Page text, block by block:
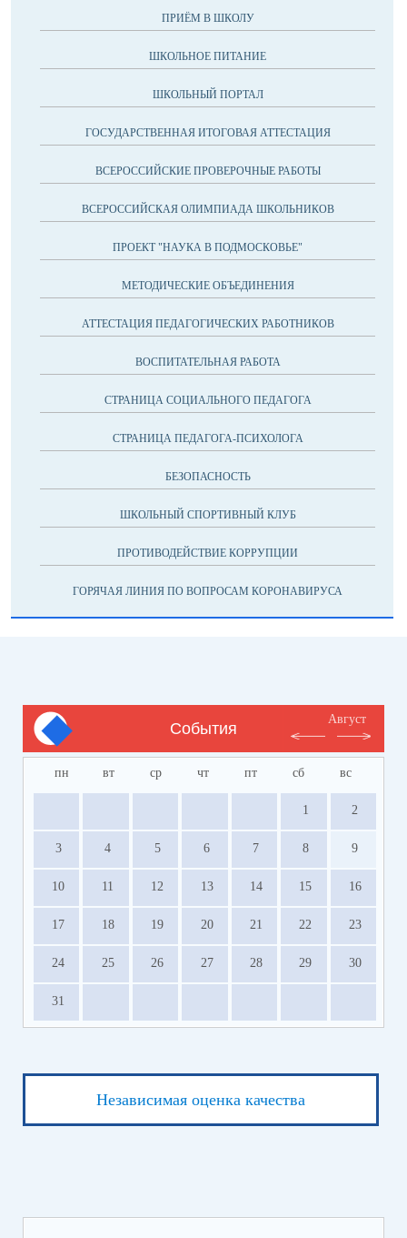
ПРИЁМ В ШКОЛУ
ШКОЛЬНОЕ ПИТАНИЕ
ШКОЛЬНЫЙ ПОРТАЛ
ГОСУДАРСТВЕННАЯ ИТОГОВАЯ АТТЕСТАЦИЯ
ВСЕРОССИЙСКИЕ ПРОВЕРОЧНЫЕ РАБОТЫ
ВСЕРОССИЙСКАЯ ОЛИМПИАДА ШКОЛЬНИКОВ
ПРОЕКТ "НАУКА В ПОДМОСКОВЬЕ"
МЕТОДИЧЕСКИЕ ОБЪЕДИНЕНИЯ
АТТЕСТАЦИЯ ПЕДАГОГИЧЕСКИХ РАБОТНИКОВ
ВОСПИТАТЕЛЬНАЯ РАБОТА
СТРАНИЦА СОЦИАЛЬНОГО ПЕДАГОГА
СТРАНИЦА ПЕДАГОГА-ПСИХОЛОГА
БЕЗОПАСНОСТЬ
ШКОЛЬНЫЙ СПОРТИВНЫЙ КЛУБ
ПРОТИВОДЕЙСТВИЕ КОРРУПЦИИ
ГОРЯЧАЯ ЛИНИЯ ПО ВОПРОСАМ КОРОНАВИРУСА
События
Август
пн вт ср чт пт сб вс
1 2
3 4 5 6 7 8 9
10 11 12 13 14 15 16
17 18 19 20 21 22 23
24 25 26 27 28 29 30
31
Независимая оценка качества